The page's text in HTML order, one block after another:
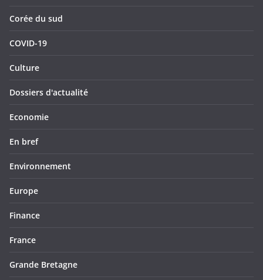
Corée du sud
COVID-19
Culture
Dossiers d'actualité
Economie
En bref
Environnement
Europe
Finance
France
Grande Bretagne